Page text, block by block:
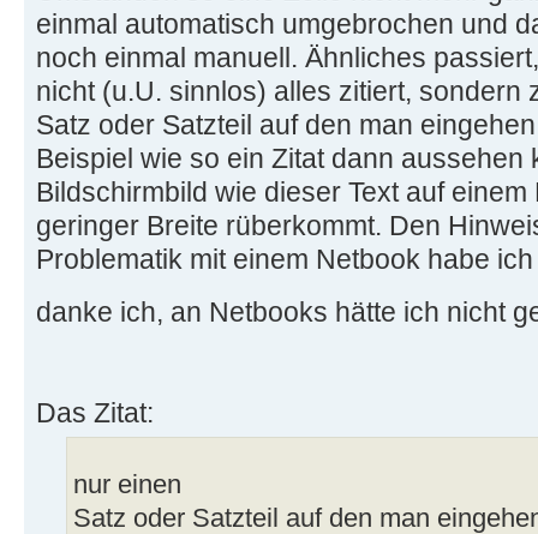
einmal automatisch umgebrochen und
noch einmal manuell. Ähnliches
nicht (u.U. sinnlos) alles zitiert, sondern
Satz oder Satzteil auf den man
Beispiel wie so ein Zitat dann aussehen
Bildschirmbild wie dieser Text auf
geringer Breite rüberkommt. Den
Problematik mit einem Netbook habe
danke ich, an Netbooks hätte ich nicht
Das Zitat:
nur einen
Satz oder Satzteil auf den man